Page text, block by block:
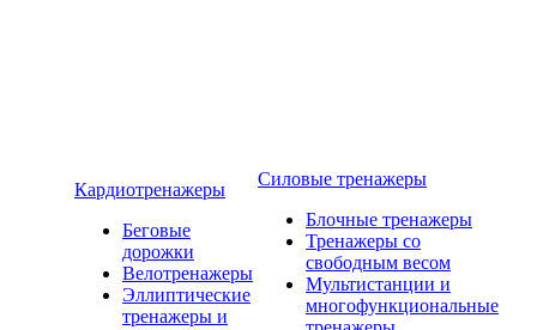
Кардиотренажеры
Беговые
дорожки
Велотренажеры
Эллиптические
тренажеры и
Силовые тренажеры
Блочные тренажеры
Тренажеры со
свободным весом
Мультистанции и
многофункциональные